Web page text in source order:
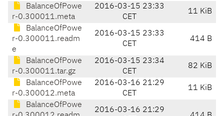
BalanceOfPowe
r-0.300011.meta
2016-03-15 23:33
CET
11 KiB
BalanceOfPowe
r-0.300011.readm
e
2016-03-15 23:33
CET
414 B
BalanceOfPowe
r-0.300011.tar.gz
2016-03-15 23:34
CET
82 KiB
BalanceOfPowe
r-0.300012.meta
2016-03-16 21:29
CET
11 KiB
BalanceOfPowe
2016-03-16 21:29